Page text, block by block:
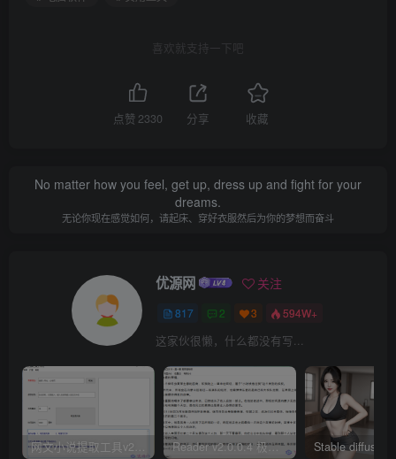
喜欢就支持一下吧
点赞 2330 分享 收藏
No matter how you feel, get up, dress up and fight for your
dreams.
无论你现在感觉如何，请起床、穿好衣服然后为你的梦想而奋斗
优源网 关注
817 2 3 594W+
这家伙很懒，什么都没有写...
网文小说提取工具v2.10.02 可以自动下载小说 从此不再花钱看小说 Reader v2.0.0.4 极简小说阅读器支持导入在线及离线书源